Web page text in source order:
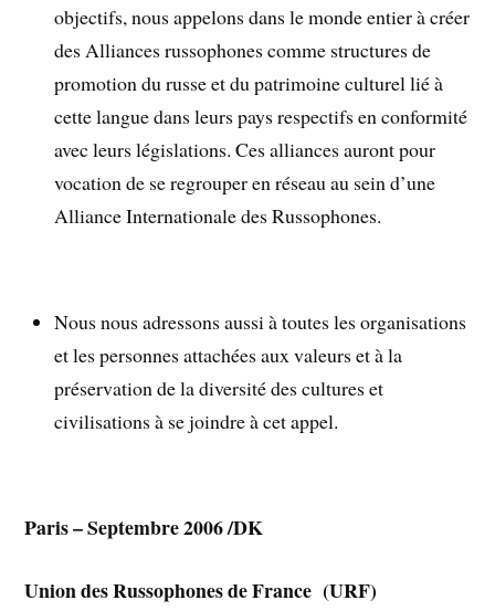
objectifs, nous appelons dans le monde entier à créer
des Alliances russophones comme structures de
promotion du russe et du patrimoine culturel lié à
cette langue dans leurs pays respectifs en conformité
avec leurs législations. Ces alliances auront pour
vocation de se regrouper en réseau au sein d’une
Alliance Internationale des Russophones.
Nous nous adressons aussi à toutes les organisations
et les personnes attachées aux valeurs et à la
préservation de la diversité des cultures et
civilisations à se joindre à cet appel.
Paris – Septembre 2006 /DK
Union des Russophones de France (URF)